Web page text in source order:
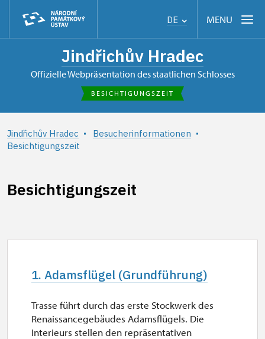
DE MENU
Jindřichův Hradec
offizielle Webpräsentation des staatlichen Schlosses
BESICHTIGUNGSZEIT
Jindřichův Hradec
Besucherinformationen
Besichtigungszeit
Besichtigungszeit
1. Adamsflügel (Grundführung)
Trasse führt durch das erste Stockwerk des
Renaissancegebäudes Adamsflügels. Die
Interieurs stellen den repräsentativen